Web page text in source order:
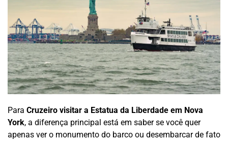
Para Cruzeiro visitar a Estatua da Liberdade em Nova
York, a diferença principal está em saber se você quer
apenas ver o monumento do barco ou desembarcar de fato